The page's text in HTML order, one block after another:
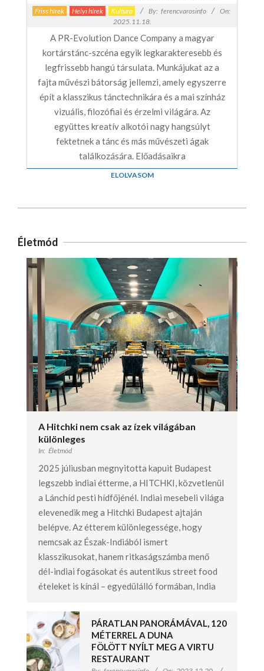
Friss hírek Helyi hírek Kultúra By: ferencvarosinfo
On:
2025.11.18.
A PR-Evolution Dance Company a magyar
kortárstánc-szcéna egyik legkarakteresebb és
legfrissebb hangú társulata. Munkájukat az a
fajta művészi bátorság jellemzi, amely egyszerre
épít a klasszikus tánctechnikára és a mai színház
vizuális, filozófiai és érzelmi világára. Az
együttes kreatív alkotói nagy hangsúlyt
fektetnek a tánc és más művészeti ágak
találkozására. Előadásaikra
ELOLVASOM
Életmód
A Hitchki nem csak az ízek világában
különleges
In: Életmód
2025 júliusban megnyitotta kapuit Budapest
legszebb indiai étterme, a HITCHKI, közvetlenül
a Lánchíd pesti hídfőjénél. Indiai mesebeli világa
elevenedik meg a Hitchki Budapest ajtaján
belépve. Az étterem különlegessége, hogy
nemcsak az Észak-Indiából ismert
klasszikusokat, hanem ritkaságszámba menő
dél-indiai fogásokat és autentikus street food
ételeket is kínál – egyedülálló formában, India
PÁRATLAN PANORÁMÁVAL, 120
MÉTERREL A DUNA
FÖLÖTT NYÍLT MEG A VIRTU
RESTAURANT